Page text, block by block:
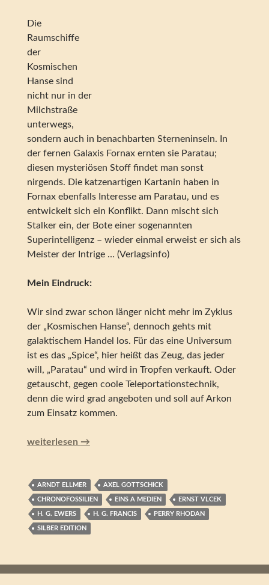
Die
Raumschiffe
der
Kosmischen
Hanse sind
nicht nur in der
Milchstraße
unterwegs,
sondern auch in benachbarten Sterneninseln. In
der fernen Galaxis Fornax ernten sie Paratau;
diesen mysteriösen Stoff findet man sonst
nirgends. Die katzenartigen Kartanin haben in
Fornax ebenfalls Interesse am Paratau, und es
entwickelt sich ein Konflikt. Dann mischt sich
Stalker ein, der Bote einer sogenannten
Superintelligenz – wieder einmal erweist er sich als
Meister der Intrige … (Verlagsinfo)
Mein Eindruck:
Wir sind zwar schon länger nicht mehr im Zyklus
der „Kosmischen Hanse“, dennoch gehts mit
galaktischem Handel los. Für das eine Universum
ist es das „Spice“, hier heißt das Zeug, das jeder
will, „Paratau“ und wird in Tropfen verkauft. Oder
getauscht, gegen coole Teleportationstechnik,
denn die wird grad angeboten und soll auf Arkon
zum Einsatz kommen.
Perry Rhodan – Der Kartanin-Konflikt (Silber Edition
weiterlesen →
ARNDT ELLMER AXEL GOTTSCHICK
CHRONOFOSSILIEN EINS A MEDIEN ERNST VLCEK
H. G. EWERS H. G. FRANCIS PERRY RHODAN
SILBER EDITION